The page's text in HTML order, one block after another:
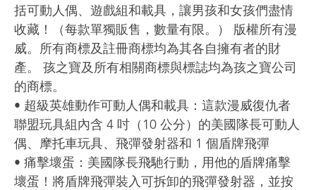
括可動人偶、遊戲組和載具，讓男孩和女孩們盡情
收藏！（每款單獨販售，數量有限。） 版權所有漫
威。所有商標及註冊商標均為其各自擁有者的財
產。 孩之寶及所有相關商標與標誌均為孩之寶公司
的商標。
• 超級英雄動作可動人偶和載具：這款漫威復仇者
聯盟玩具組內含 4 吋（10 公分）的美國隊長可動人
偶、摩托車玩具、飛彈發射器和 1 個盾牌飛彈
• 痛擊壞蛋：美國隊長飛馳行動，用他的盾牌痛擊
壞蛋！將盾牌飛彈裝入可拆卸的飛彈發射器，並按